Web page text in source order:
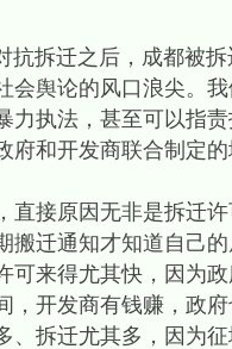
拆迁之后，成都被拆
会舆论的风口浪尖。
力执法，甚至可以指
府和开发商联合制定
直接原因无非是拆迁
搬迁通知才知道自己
可来得尤其快，因为
，开发商有钱赚，政
、拆迁尤其多，因为